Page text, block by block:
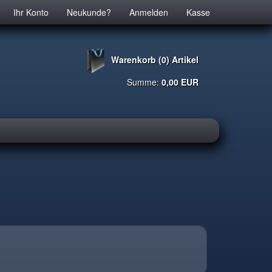
Ihr Konto Neukunde? Anmelden Kasse
Warenkorb (0) Artikel
Summe: 0,00 EUR